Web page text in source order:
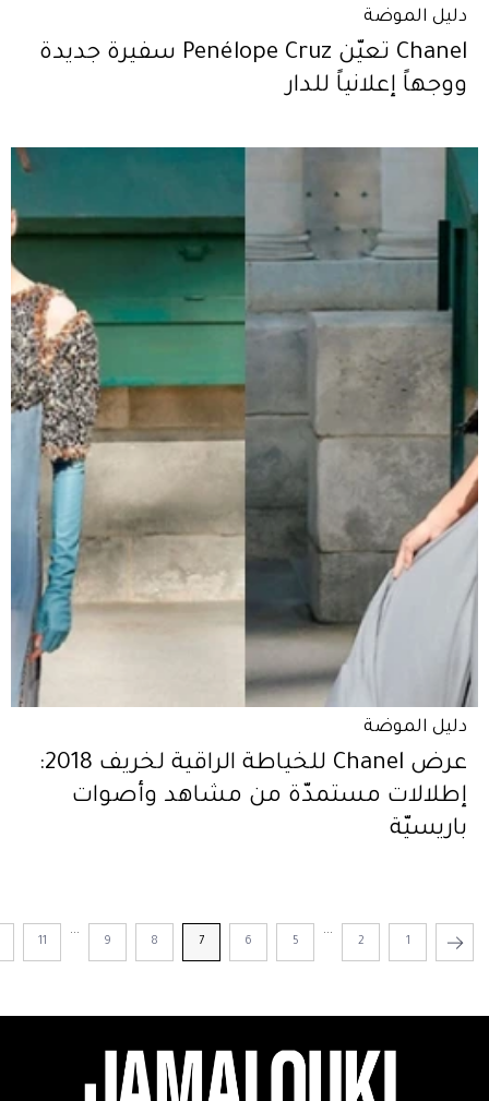
دليل الموضة
Chanel تعيّن Penélope Cruz سفيرة جديدة
ووجهاً إعلانياً للدار
دليل الموضة
عرض Chanel للخياطة الراقية لخريف 2018:
إطلالات مستمدّة من مشاهد وأصوات
باريسيّة
1
2
...
5
6
7
8
9
...
11